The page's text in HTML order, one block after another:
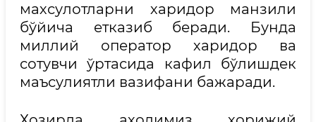
махсулотларни харидор манзили
бўйича етказиб беради. Бунда
миллий оператор харидор ва
сотувчи ўртасида кафил бўлишдек
маъсулиятли вазифани бажаради.